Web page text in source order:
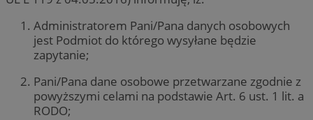
Administratorem Pani/Pana danych osobowych
jest Podmiot do którego wysyłane będzie
zapytanie;
Pani/Pana dane osobowe przetwarzane zgodnie z
powyższymi celami na podstawie Art. 6 ust. 1 lit. a
RODO;